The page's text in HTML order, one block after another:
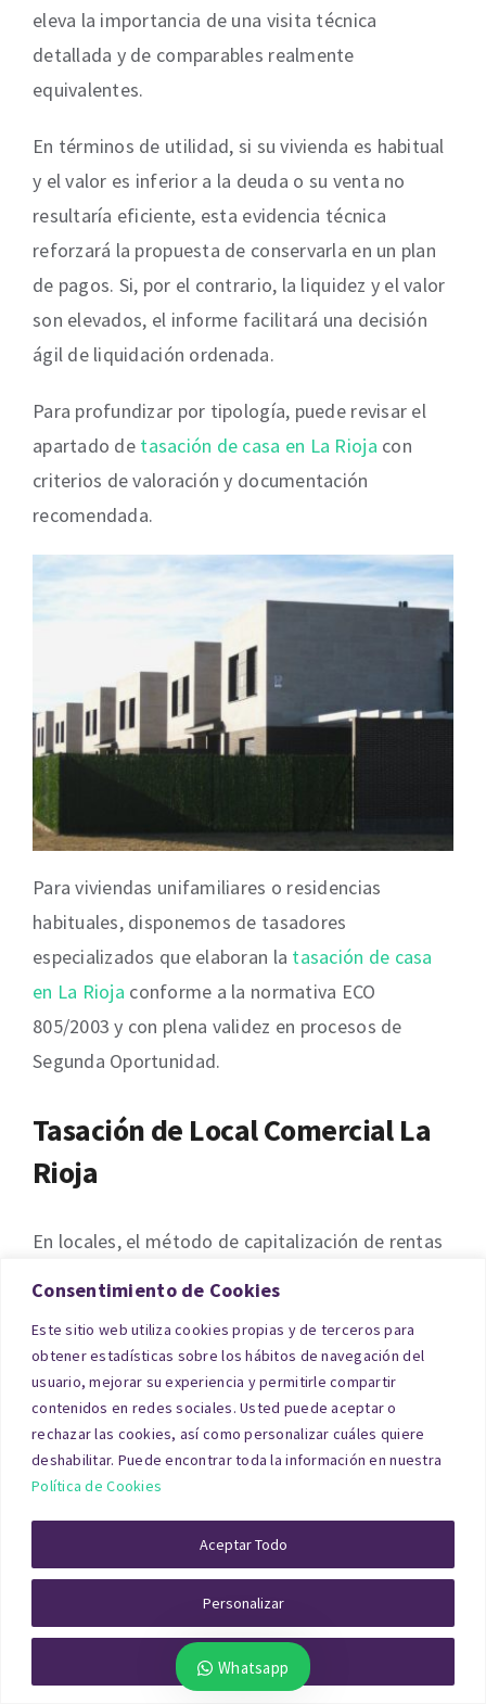
Consentimiento de Cookies
Este sitio web utiliza cookies propias y de terceros para
obtener estadísticas sobre los hábitos de navegación del
usuario, mejorar su experiencia y permitirle compartir
contenidos en redes sociales. Usted puede aceptar o
rechazar las cookies, así como personalizar cuáles quiere
deshabilitar. Puede encontrar toda la información en nuestra
Política de Cookies
Personalizar
Rechazar Todo
Aceptar Todo
eleva la importancia de una visita técnica
detallada y de comparables realmente
equivalentes.
En términos de utilidad, si su vivienda es habitual
y el valor es inferior a la deuda o su venta no
resultaría eficiente, esta evidencia técnica
reforzará la propuesta de conservarla en un plan
de pagos. Si, por el contrario, la liquidez y el valor
son elevados, el informe facilitará una decisión
ágil de liquidación ordenada.
Para profundizar por tipología, puede revisar el
apartado de tasación de casa en La Rioja con
criterios de valoración y documentación
recomendada.
Para viviendas unifamiliares o residencias
habituales, disponemos de tasadores
especializados que elaboran la tasación de casa
en La Rioja conforme a la normativa ECO
805/2003 y con plena validez en procesos de
Segunda Oportunidad.
Tasación de Local Comercial La
Rioja
En locales, el método de capitalización de rentas
gastos repercutibles, ubicación comercial,
visibilidad y flujo peatonal. Si el local está
alquilado, el cash flow real condiciona el valor y
su idoneidad para sostener un plan de pagos.
contrato de arrendamiento, justificación de
rentas y gastos, y licencias. Eso acelera la
modelización y evita requerimientos.
Whatsapp